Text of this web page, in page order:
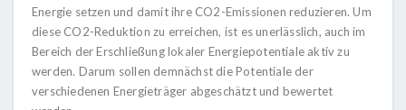
Energie setzen und damit ihre CO2-Emissionen reduzieren. Um
diese CO2-Reduktion zu erreichen, ist es unerlässlich, auch im
Bereich der Erschließung lokaler Energiepotentiale aktiv zu
werden. Darum sollen demnächst die Potentiale der
verschiedenen Energieträger abgeschätzt und bewertet